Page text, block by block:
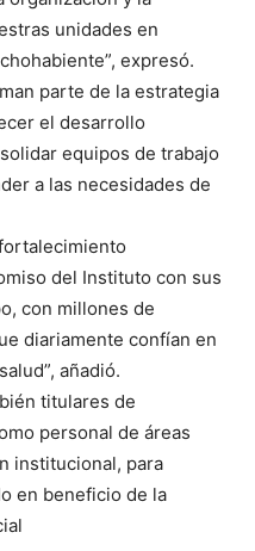
unidades en
expresó.
parte de la estrategia
el desarrollo
equipos de trabajo
a las necesidades de
del Instituto con sus
con millones de
diariamente confían en
añadió.
titulares de
personal de áreas
institucional, para
en beneficio de la